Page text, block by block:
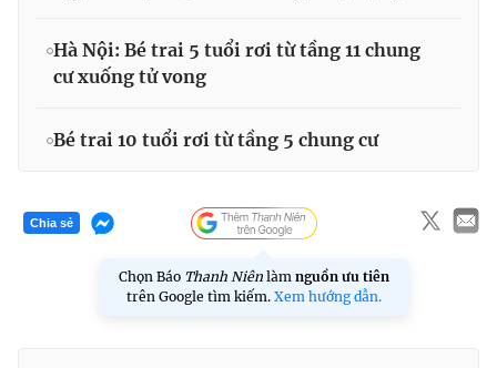
Hà Nội: Bé trai 5 tuổi rơi từ tầng 11 chung
cư xuống tử vong
Bé trai 10 tuổi rơi từ tầng 5 chung cư
Chia sẻ
Chọn Báo Thanh Niên làm nguồn ưu tiên
trên Google tìm kiếm. Xem hướng dẫn.